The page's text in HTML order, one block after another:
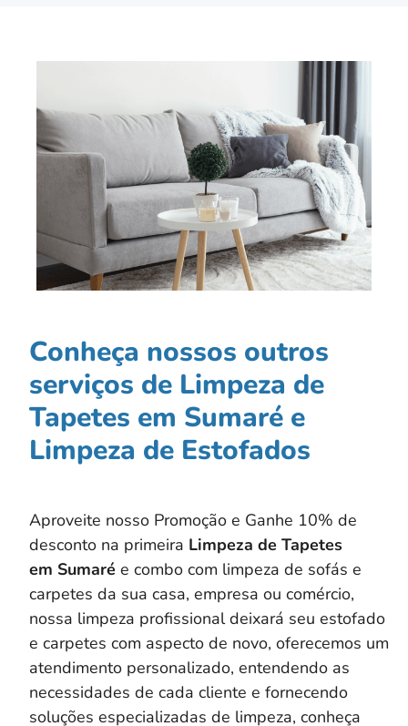
Conheça nossos outros
serviços de Limpeza de
Tapetes em Sumaré e
Limpeza de Estofados
Aproveite nosso Promoção e Ganhe 10% de
desconto na primeira Limpeza de Tapetes
em Sumaré e combo com limpeza de sofás e
carpetes da sua casa, empresa ou comércio,
nossa limpeza profissional deixará seu estofado
e carpetes com aspecto de novo, oferecemos um
atendimento personalizado, entendendo as
necessidades de cada cliente e fornecendo
soluções especializadas de limpeza, conheça